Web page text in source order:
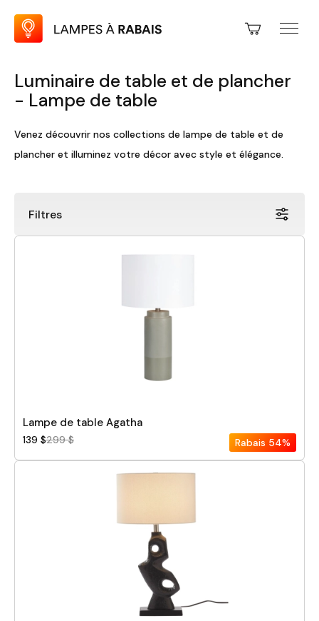
Luminaire de table et de plancher
- Lampe de table
Venez découvrir nos collections de lampe de table et de
plancher et illuminez votre décor avec style et élégance.
Filtres
Lampe de table Agatha
139 $299 $ Rabais 54%